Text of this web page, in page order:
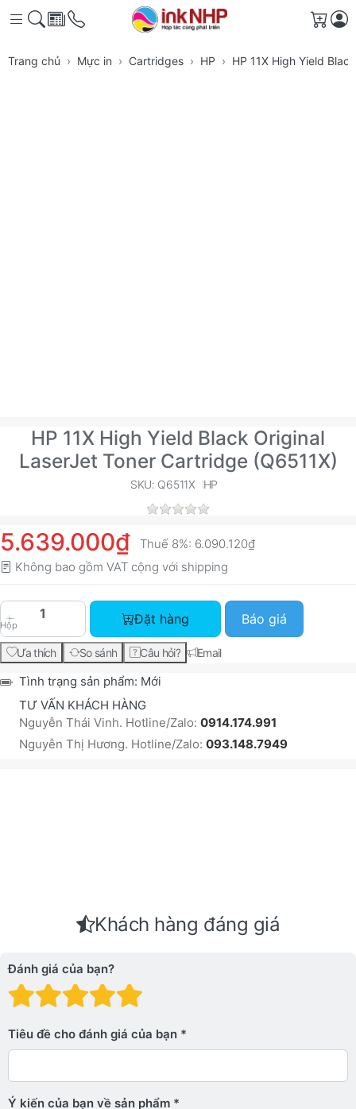
Giỏ
Trang chủ Mực in Cartridges HP HP 11X High Yield
HP 11X High Yield Black Original
LaserJet Toner Cartridge (Q6511X)
SKU: Q6511X HP
5.639.000₫ Thuế 8%: 6.090.120₫
Không bao gồm VAT cộng với shipping
Hộp
HP 11X High Yield Black Original LaserJet
Đặt hàng Báo giá
Ưa thích So sánh Câu hỏi? Email
Tình trạng sản phẩm: Mới
TƯ VẤN KHÁCH HÀNG
Nguyễn Thái Vinh. Hotline/Zalo: 0914.174.991
Nguyễn Thị Hương. Hotline/Zalo: 093.148.7949
Khách hàng đáng giá
Đánh giá của bạn?
Đánh giá: 4 trên 5
Đánh giá: 3 trên 5 sao.
Đánh giá: 2 trên 5 sao.
Đánh giá: 1 trên 5 sao. Xấu
Tiêu đề cho đánh giá của bạn
Ý kiến ​​của bạn về sản phẩm